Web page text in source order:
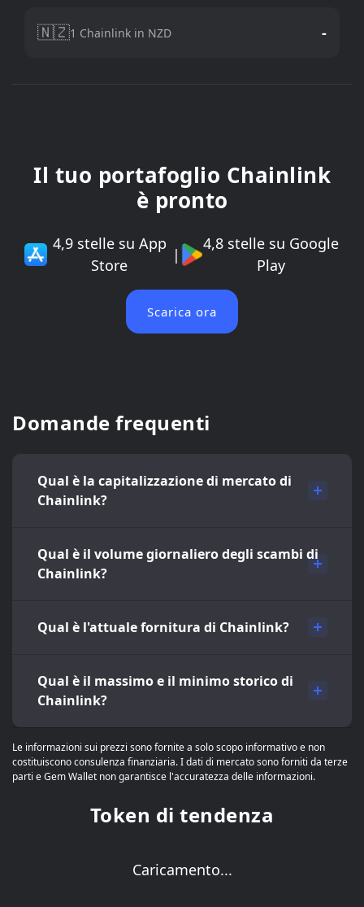
🇳🇿1 Chainlink in NZD -
Il tuo portafoglio Chainlink
è pronto
4,9 stelle su App
Store
|
4,8 stelle su Google
Play
Scarica ora
Domande frequenti
Qual è la capitalizzazione di mercato di
Chainlink?
Qual è il volume giornaliero degli scambi di
Chainlink?
Qual è l'attuale fornitura di Chainlink?
Qual è il massimo e il minimo storico di
Chainlink?
Le informazioni sui prezzi sono fornite a solo scopo informativo e non
costituiscono consulenza finanziaria. I dati di mercato sono forniti da terze
parti e Gem Wallet non garantisce l'accuratezza delle informazioni.
Token di tendenza
Caricamento...